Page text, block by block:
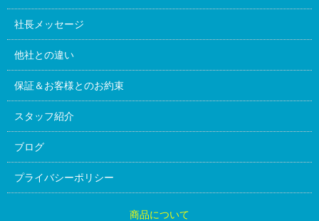
社長メッセージ
他社との違い
保証＆お客様とのお約束
スタッフ紹介
ブログ
プライバシーポリシー
商品について